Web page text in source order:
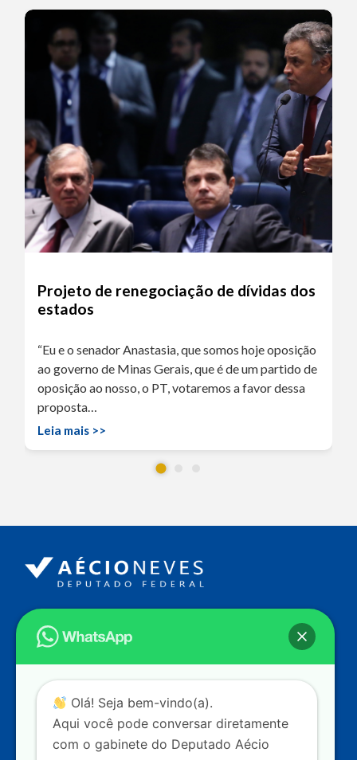
Projeto de renegociação de dívidas dos
estados
“Eu e o senador Anastasia, que somos hoje oposição
ao governo de Minas Gerais, que é de um partido de
oposição ao nosso, o PT, votaremos a favor dessa
proposta…
Leia mais >>
Endereço
Câmara dos Deputados
Ed. Principal, Ala C – Gabinete
Contato
dep.aecioneves@camara.leg.br
+55 (61) 3215-5964
Olá! Seja bem-vindo(a).
Aqui você pode conversar diretamente
com o gabinete do Deputado Aécio